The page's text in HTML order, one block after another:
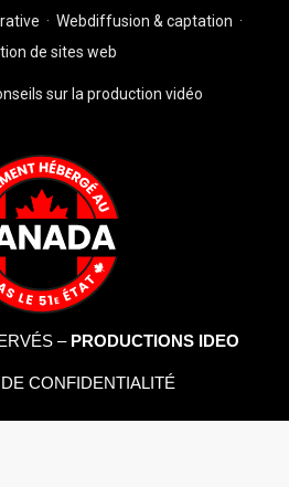
· Webdiffusion & captation ·
de sites web
sur la production vidéo
– PRODUCTIONS IDEO
CONFIDENTIALITÉ